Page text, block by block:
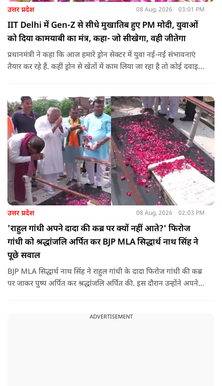
उत्तर प्रदेश 08 Aug, 2026 03:01 PM
IIT Delhi में Gen-Z से सीधे मुखातिब हुए PM मोदी, युवाओं
को दिया कामयाबी का मंत्र, कहा- जो सीखेगा, वही जीतेगा
प्रधानमंत्री ने कहा कि आज हमारे ड्रोन सेक्टर में युवा नई-नई संभावनाएं
तैयार कर रहे हैं. कहीं ड्रोन से खेतों में काम लिया जा रहा है तो कोई दवाइयां
उत्तर प्रदेश 08 Aug, 2026 02:03 PM
'राहुल गांधी अपने दादा की कब्र पर क्यों नहीं आते?' फिरोज
गांधी को श्रद्धांजलि अर्पित कर BJP MLA सिद्धार्थ नाथ सिंह ने
पूछे सवाल
BJP MLA सिद्धार्थ नाथ सिंह ने राहुल गांधी के दादा फिरोज गांधी की कब्र
पर जाकर पुष्प अर्पित कर श्रद्धांजलि अर्पित की. इस दौरान उन्होंने अपने
ADVERTISEMENT